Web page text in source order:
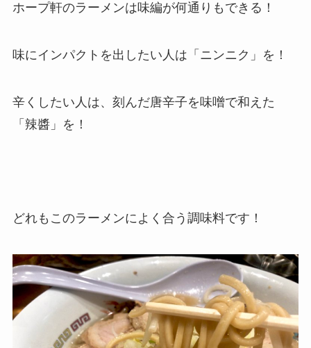
ホープ軒のラーメンは味編が何通りもできる！
味にインパクトを出したい人は「ニンニク」を！
辛くしたい人は、刻んだ唐辛子を味噌で和えた
「辣醬」を！
どれもこのラーメンによく合う調味料です！